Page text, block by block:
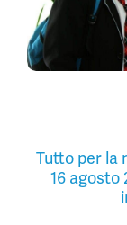
Tutto per la
16 agosto